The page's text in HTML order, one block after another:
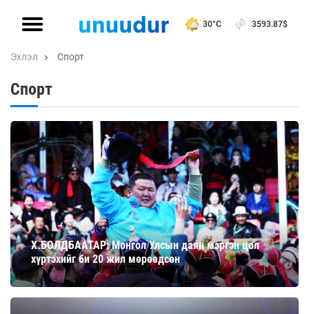
30°C 3593.87$
Эхлэл Спорт
Спорт
Х.БОЛДБААТАР: Монгол Улсын даян мэргэн цол
хүртэхийг би 20 жил мөрөөдсөн